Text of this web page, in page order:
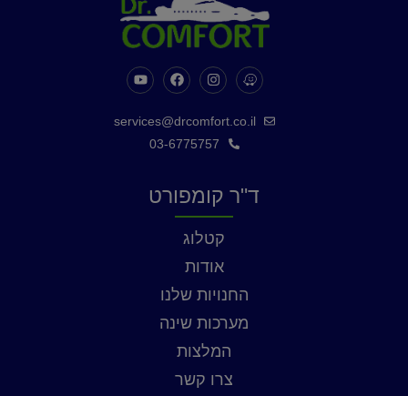
services@drcomfort.co.il
03-6775757
ד"ר קומפורט
קטלוג
אודות
החנויות שלנו
מערכות שינה
המלצות
צרו קשר